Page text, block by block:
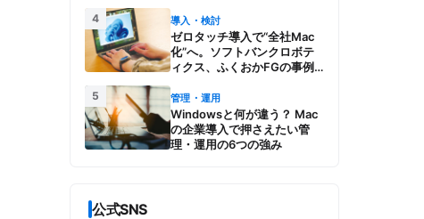
4 導入・検討
ゼロタッチ導入で“全社Mac
化”へ。ソフトバンクロボテ
ィクス、ふくおかFGの事例
週のAppleビジネストレン
ド】
5 管理・運用
Windowsと何が違う？ Mac
の企業導入で押さえたい管
理・運用の6つの強み
公式SNS